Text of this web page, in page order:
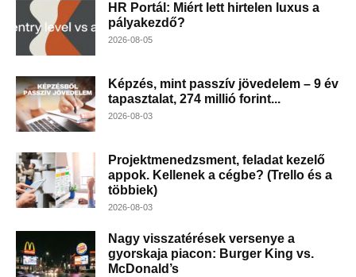
HR Portál: Miért lett hirtelen luxus a
pályakezdő?
2026-08-05
Képzés, mint passzív jövedelem – 9 év
tapasztalat, 274 millió forint...
2026-08-03
Projektmenedzsment, feladat kezelő
appok. Kellenek a cégbe? (Trello és a
többiek)
2026-08-03
Nagy visszatérések versenye a
gyorskaja piacon: Burger King vs.
McDonald’s